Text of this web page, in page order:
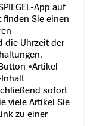
App auf
finden Sie einen
die Uhrzeit der
»Artikel
Inhalt
sofort
viele Artikel Sie
zu einer